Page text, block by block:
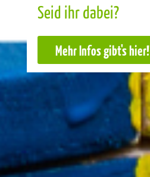
Seid ihr dabei?
Mehr Infos gibt's hier!